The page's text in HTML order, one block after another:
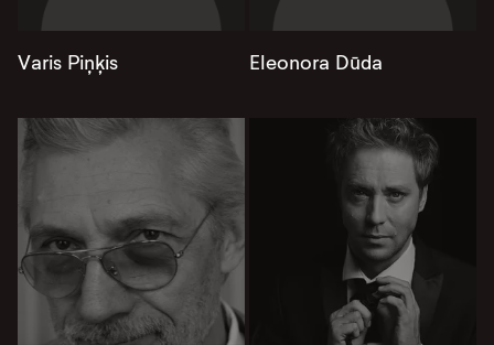
Varis Piņķis Eleonora Dūda